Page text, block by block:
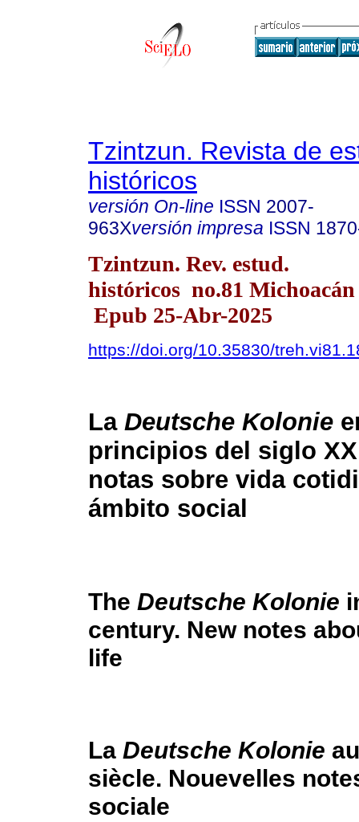
Tzintzun. Revista de
históricos
versión On-line ISSN 2007-
963Xversión impresa ISSN
Tzintzun. Rev. estud.
históricos no.81 Michoacán
Epub 25-Abr-2025
https://doi.org/10.35830/
La Deutsche Kolonie
principios del siglo
notas sobre vida
ámbito social
The Deutsche Kolonie
century. New notes
life
La Deutsche Kolonie
siècle. Nouevelles
sociale